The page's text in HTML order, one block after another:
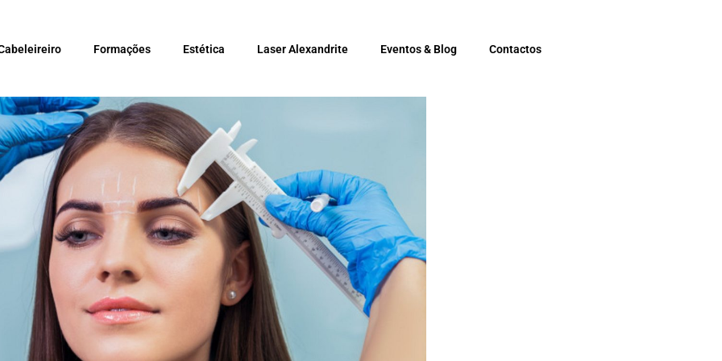
Formações Estética Laser Alexandrite Eventos & Blog Contactos